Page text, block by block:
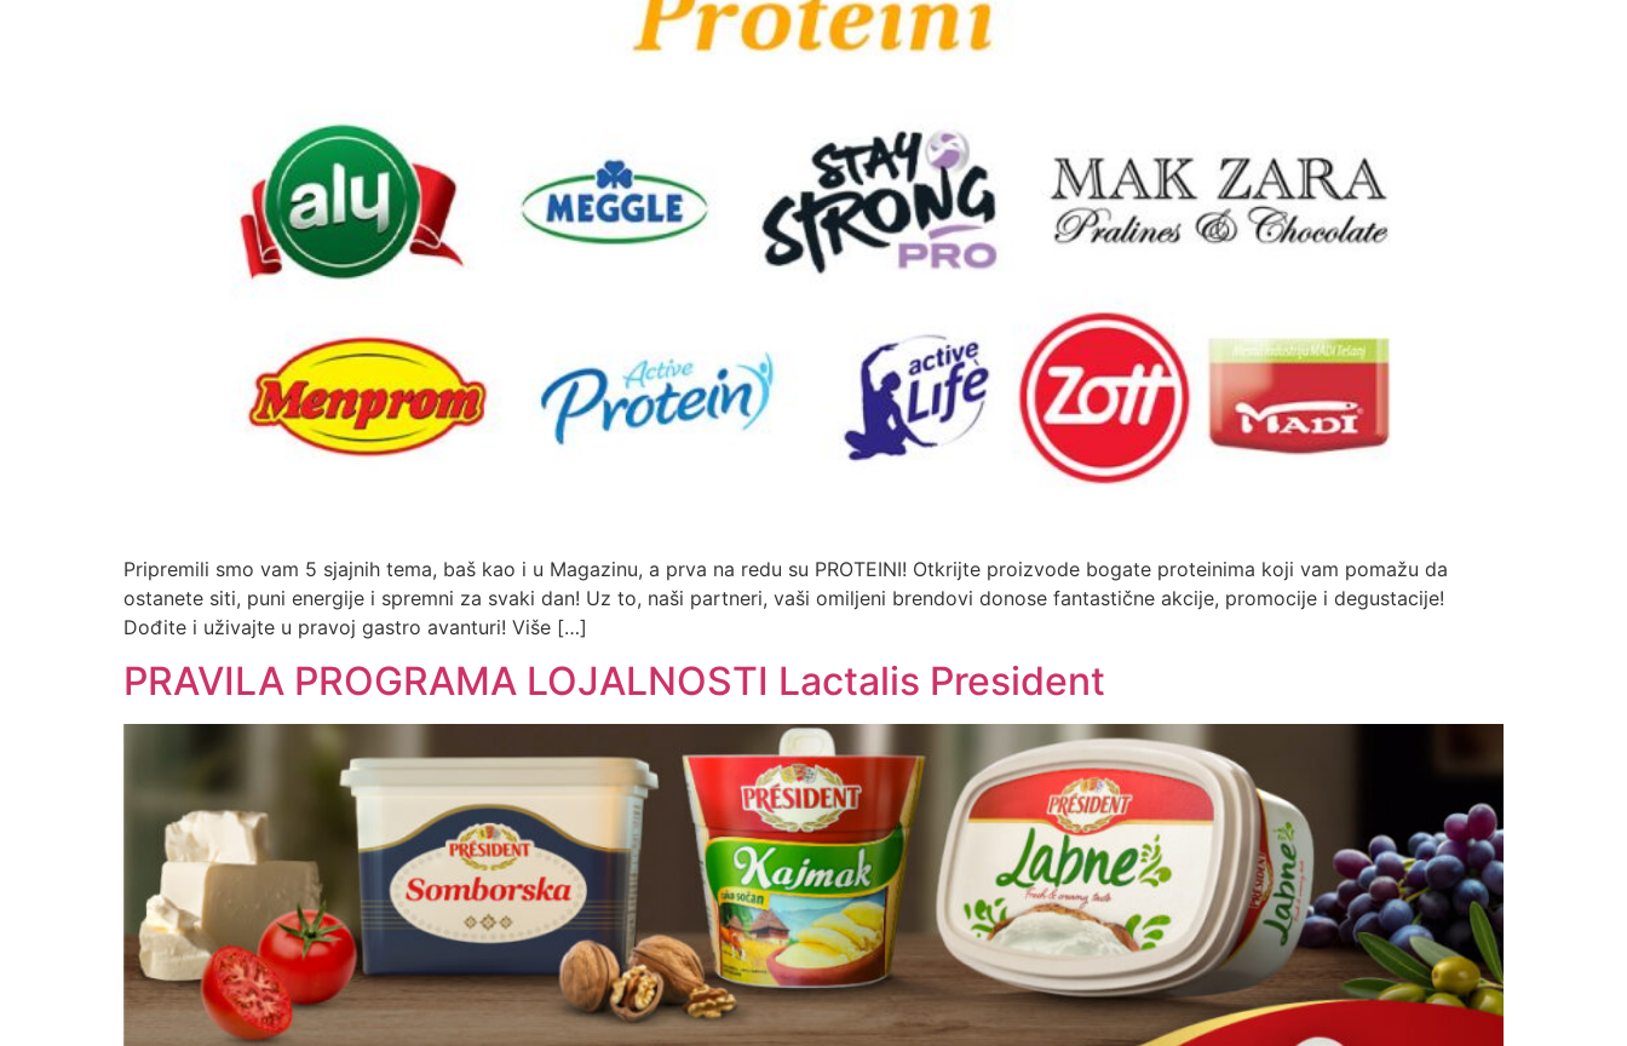
Pripremili smo vam 5 sjajnih tema, baš kao i u Magazinu, a prva na redu su PROTEINI! Otkrijte proizvode bogate proteinima koji vam pomažu da
ostanete siti, puni energije i spremni za svaki dan! Uz to, naši partneri, vaši omiljeni brendovi donose fantastične akcije, promocije i degustacije!
Dođite i uživajte u pravoj gastro avanturi! Više […]
PRAVILA PROGRAMA LOJALNOSTI Lactalis President